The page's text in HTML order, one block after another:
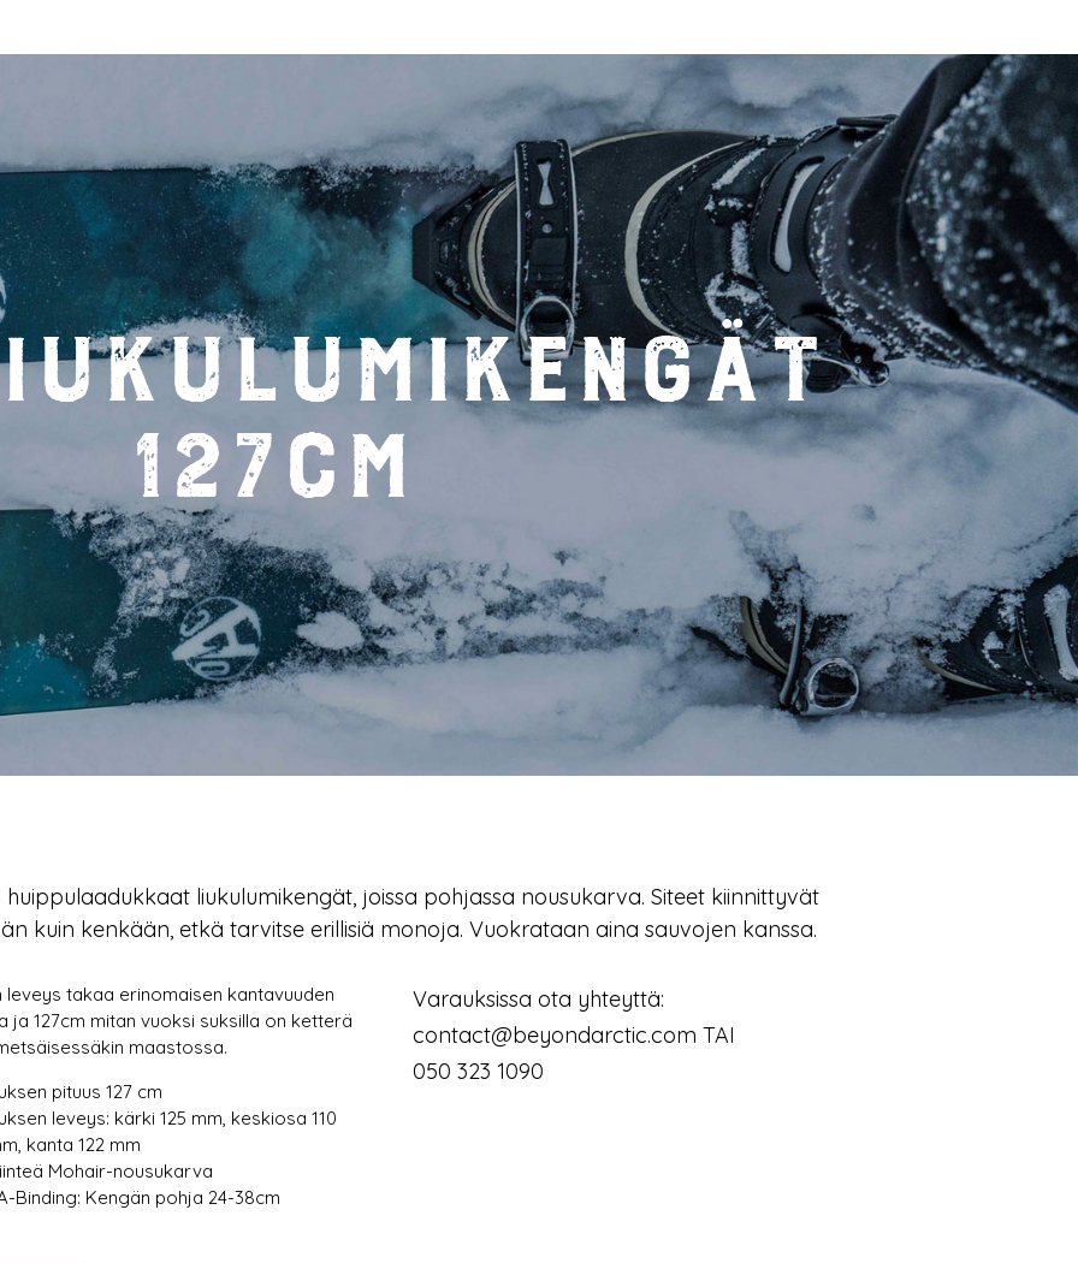
127cm
huippulaadukkaat liukulumikengät, joissa pohjassa nousukarva. Siteet kiinnittyvät
kuin kenkään, etkä tarvitse erillisiä monoja. Vuokrataan aina sauvojen kanssa.
leveys takaa erinomaisen kantavuuden
ja 127cm mitan vuoksi suksilla on ketterä
maastossa.
pituus 127 cm
leveys: kärki 125 mm, keskiosa 110
kanta 122 mm
Mohair-nousukarva
Binding: Kengän pohja 24-38cm
Varauksissa ota yhteyttä:
contact@beyondarctic.com TAI
050 323 1090